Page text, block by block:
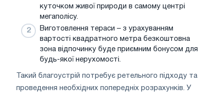
куточком живої природи в самому центрі
мегаполісу.
Виготовлення тераси – з урахуванням
вартості квадратного метра безкоштовна
зона відпочинку буде приємним бонусом для
будь-якої нерухомості.
Такий благоустрій потребує ретельного підходу та
проведення необхідних попередніх розрахунків. У